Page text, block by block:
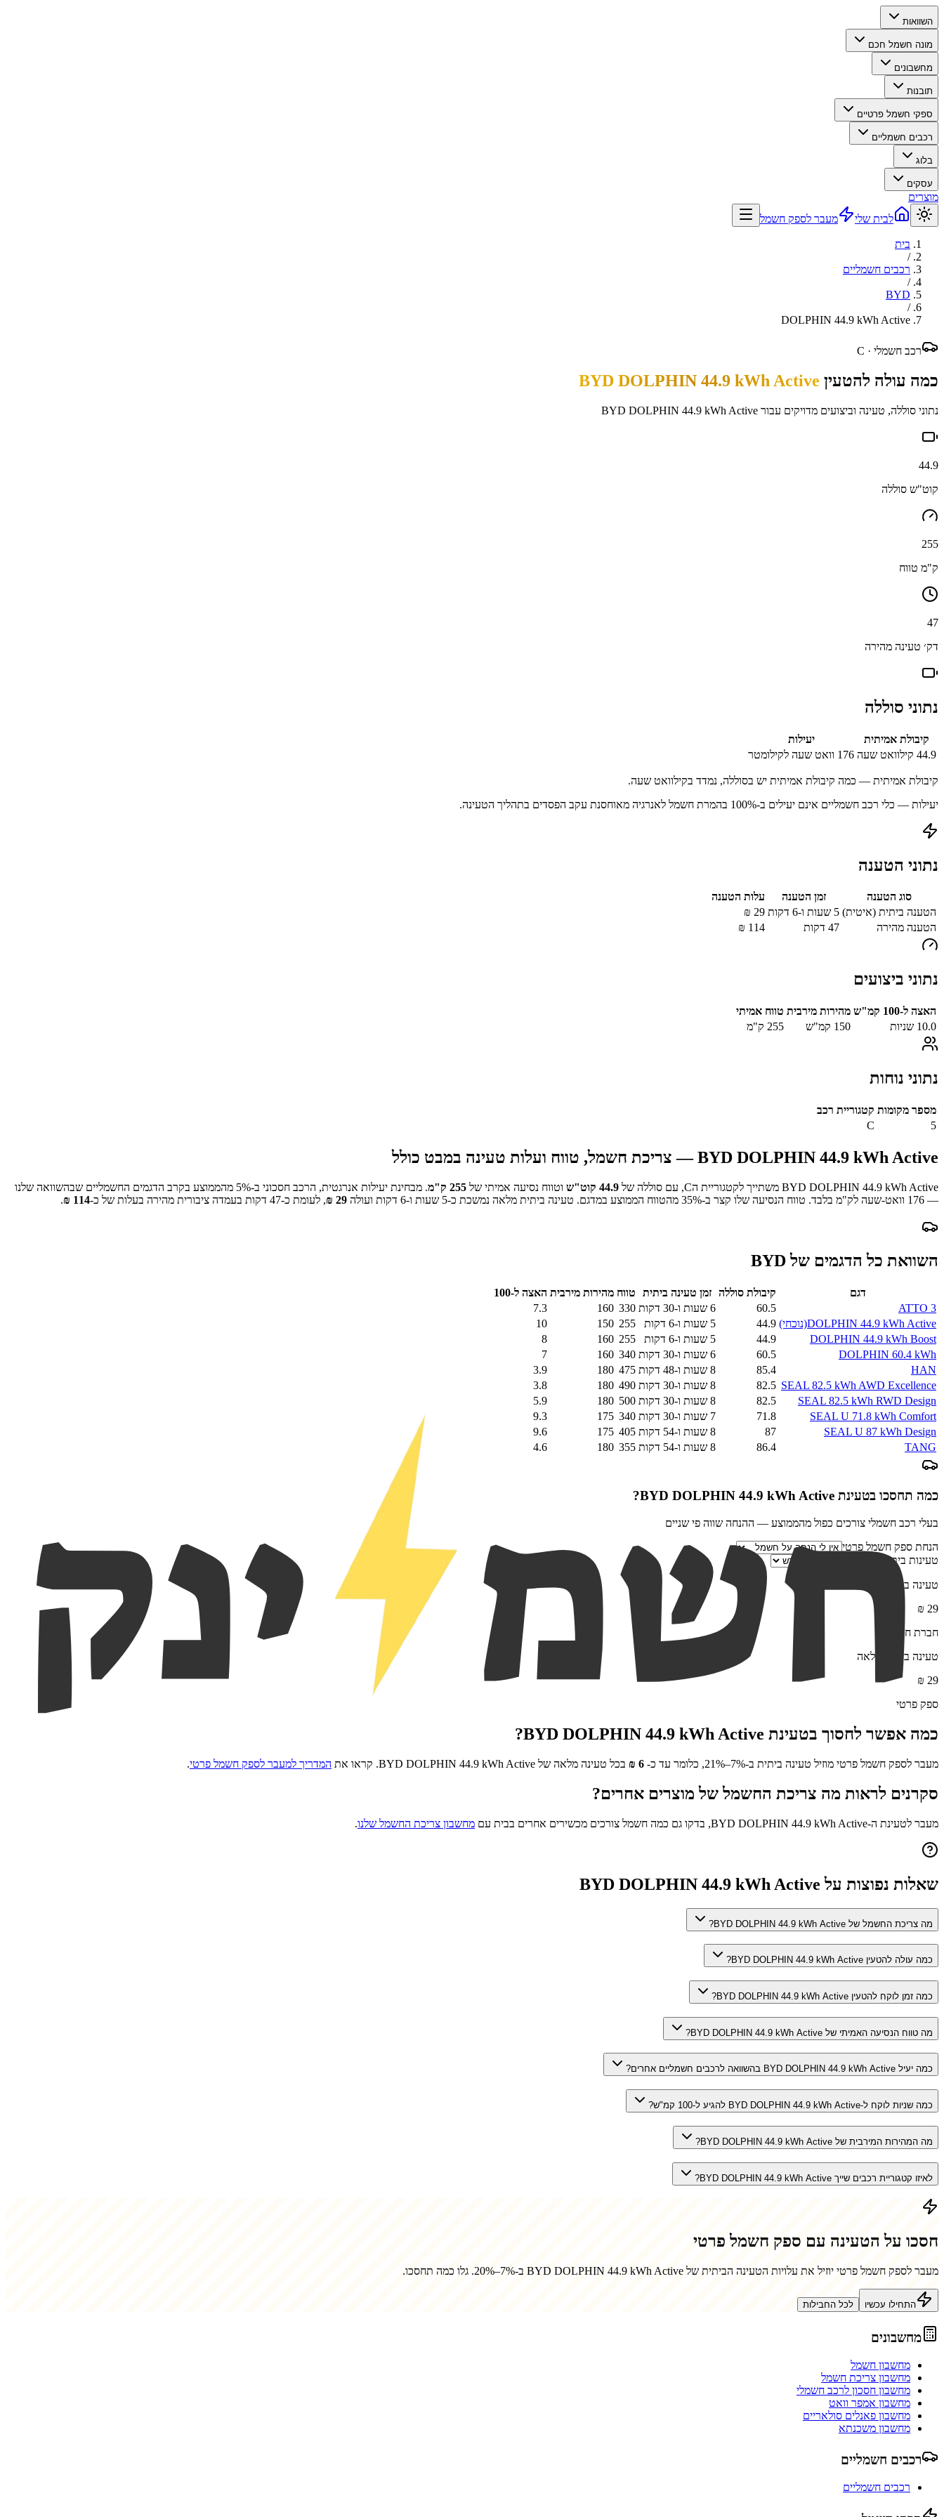
השוואות
מונה חשמל חכם
מחשבונים
תובנות
ספקי חשמל פרטיים
רכבים חשמליים
בלוג
עסקים
מוצרים
לבית שלי
מעבר לספק חשמל
בית
/
רכבים חשמליים
/
BYD
/
DOLPHIN 44.9 kWh Active
רכב חשמלי · C
כמה עולה להטעין BYD DOLPHIN 44.9 kWh Active
נתוני סוללה, טעינה וביצועים מדויקים עבור BYD DOLPHIN 44.9 kWh Active
44.9
קוט"ש סוללה
255
ק"מ טווח
47
דק׳ טעינה מהירה
נתוני סוללה
קיבולת אמיתית
יעילות
44.9 קילוואט שעה 176 וואט שעה לקילומטר
קיבולת אמיתית — כמה קיבולת אמיתית יש בסוללה, נמדד בקילוואט שעה.
יעילות — כלי רכב חשמליים אינם יעילים ב-100% בהמרת חשמל לאנרגיה מאוחסנת עקב הפסדים בתהליך הטעינה.
נתוני הטענה
סוג הטענה זמן הטענה
עלות הטענה
הטענה ביתית (איטית) 5 שעות ו-6 דקות 29
₪
הטענה מהירה
47 דקות 114
₪
נתוני ביצועים
האצה ל-100 קמ"ש מהירות מירבית טווח אמיתי
10.0 שניות 150 קמ"ש 255 ק"מ
נתוני נוחות
מספר מקומות קטגוריית רכב
5
C
BYD DOLPHIN 44.9 kWh Active— צריכת חשמל, טווח ועלות טעינה במבט כולל
BYD DOLPHIN 44.9 kWh Active משתייך לקטגוריית הC, עם סוללה של 44.9 קוט"ש וטווח נסיעה אמיתי של 255 ק"מ. מבחינת יעילות אנרגטית, הרכב חסכוני ב- 5 % מהממוצע בקרב הדגמים החשמליים שבהשוואה שלנו
—
176 וואט-שעה לק"מ בלבד. טווח הנסיעה שלו קצר ב- 35% מהטווח הממוצע במדגם. טעינה ביתית מלאה נמשכת כ-5 שעות ו-6 דקות ועולה 29
₪, לעומת כ-47 דקות בעמדה ציבורית מהירה בעלות של כ-114
₪
.
השוואת כל הדגמים שלBYD
דגם קיבולת סוללה זמן טעינה ביתית טווח מהירות מירבית האצה ל-100
ATTO 3
60.5 6 שעות ו-30 דקות 330
160
7.3
DOLPHIN 44.9 kWh Active(נוכחי) 44.9 5 שעות ו-6 דקות 255
150
10
DOLPHIN 44.9 kWh Boost
44.9 5 שעות ו-6 דקות 255
160
8
DOLPHIN 60.4 kWh
60.5 6 שעות ו-30 דקות 340
160
7
HAN
85.4 8 שעות ו-48 דקות 475
180
3.9
SEAL 82.5 kWh AWD Excellence
82.5 8 שעות ו-30 דקות 490
180
3.8
SEAL 82.5 kWh RWD Design
82.5 8 שעות ו-30 דקות 500
180
5.9
SEAL U 71.8 kWh Comfort
71.8 7 שעות ו-30 דקות 340
175
9.3
SEAL U 87 kWh Design
87 8 שעות ו-54 דקות 405
175
9.6
TANG
86.4 8 שעות ו-54 דקות 355
180
4.6
כמה תחסכו בטעינת BYD DOLPHIN 44.9 kWh Active
?
בעלי רכב חשמלי צורכים כפול מהממוצע — ההנחה שווה פי שניים
הנחת ספק חשמל פרטי
טעינות ביתיות בחודש
טעינה ביתית מלאה
29
₪
חברת חשמל
טעינה ביתית מלאה
29
₪
ספק פרטי
כמה אפשר לחסוך בטעינת BYD DOLPHIN 44.9 kWh Active
?
מעבר לספק חשמל פרטי מוזיל טעינה ביתית ב-7%–21%, כלומר עד כ- 6
₪ בכל טעינה מלאה של BYD DOLPHIN 44.9 kWh Active. קראו את המדריך למעבר לספק חשמל פרטי.
סקרנים לראות מה צריכת החשמל של מוצרים אחרים?
מעבר לטעינת ה-BYD DOLPHIN 44.9 kWh Active, בדקו גם כמה חשמל צורכים מכשירים אחרים בבית עם מחשבון צריכת החשמל שלנו.
שאלות נפוצות על BYD DOLPHIN 44.9 kWh Active
מה צריכת החשמל של BYD DOLPHIN 44.9 kWh Active?
כמה עולה להטעין BYD DOLPHIN 44.9 kWh Active?
כמה זמן לוקח להטעין BYD DOLPHIN 44.9 kWh Active?
מה טווח הנסיעה האמיתי של BYD DOLPHIN 44.9 kWh Active?
כמה יעיל BYD DOLPHIN 44.9 kWh Active בהשוואה לרכבים חשמליים אחרים?
כמה שניות לוקח ל-BYD DOLPHIN 44.9 kWh Active להגיע ל-100 קמ"ש?
מה המהירות המירבית של BYD DOLPHIN 44.9 kWh Active?
לאיזו קטגוריית רכבים שייך BYD DOLPHIN 44.9 kWh Active?
חסכו על הטעינה עם ספק חשמל פרטי
מעבר לספק חשמל פרטי יוזיל את עלויות הטעינה הביתית של BYD DOLPHIN 44.9 kWh Active ב-7%–20%. גלו כמה תחסכו.
התחילו עכשיו לכל החבילות
מחשבונים
מחשבון חשמל
מחשבון צריכת חשמל
מחשבון חסכון לרכב חשמלי
מחשבון אמפר וואט
מחשבון פאנלים סולאריים
מחשבון משכנתא
רכבים חשמליים
רכבים חשמליים